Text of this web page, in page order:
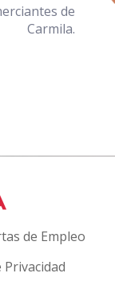
de
Carmila.
de Empleo
Privacidad